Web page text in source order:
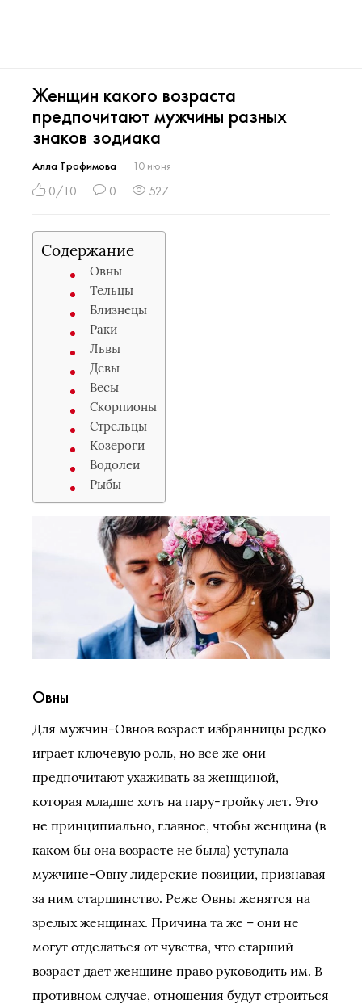
Женщин какого возраста
предпочитают мужчины разных
знаков зодиака
Алла Трофимова 10 июня
0/10 0 527
Содержание
Овны
Тельцы
Близнецы
Раки
Львы
Девы
Весы
Скорпионы
Стрельцы
Козероги
Водолеи
Рыбы
Овны
Для мужчин-Овнов возраст избранницы редко
играет ключевую роль, но все же они
предпочитают ухаживать за женщиной,
которая младше хоть на пару-тройку лет. Это
не принципиально, главное, чтобы женщина (в
каком бы она возрасте не была) уступала
мужчине-Овну лидерские позиции, признавая
за ним старшинство. Реже Овны женятся на
зрелых женщинах. Причина та же – они не
могут отделаться от чувства, что старший
возраст дает женщине право руководить им. В
противном случае, отношения будут строиться